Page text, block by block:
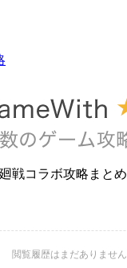
戦コラボ攻略まと